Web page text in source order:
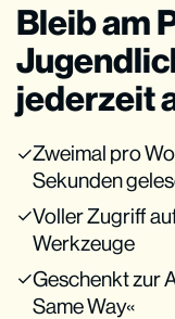
Bleib am
jederzeit
Zweimal pro
Sekunden
Voller Zugriff
Werkzeuge
Geschenkt zur
Same Way«